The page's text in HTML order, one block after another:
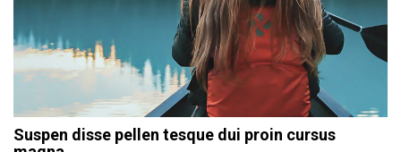
Suspen disse pellen tesque dui proin cursus